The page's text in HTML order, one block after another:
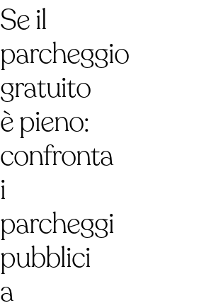
Se il
parcheggio
gratuito
è pieno:
confronta
i
parcheggi
pubblici
a